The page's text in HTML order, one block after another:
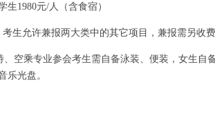
生1980元/人（含食宿）
考生允许兼报两大类中的其它项目，兼报需另收
专业参会考生需自备泳装、便装，女生自备
乐光盘。